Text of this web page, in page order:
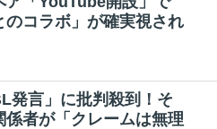
のコラボ」が確実視され
発言」に批判殺到！そ
係者が「クレームは無理